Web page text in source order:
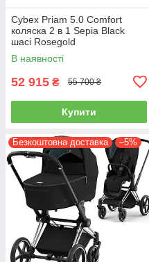
Cybex Priam 5.0 Comfort
коляска 2 в 1 Sepia Black
шасі Rosegold
В наявності
52 915 ₴ 55 700 ₴
Купити
Безкоштовна доставка –5%